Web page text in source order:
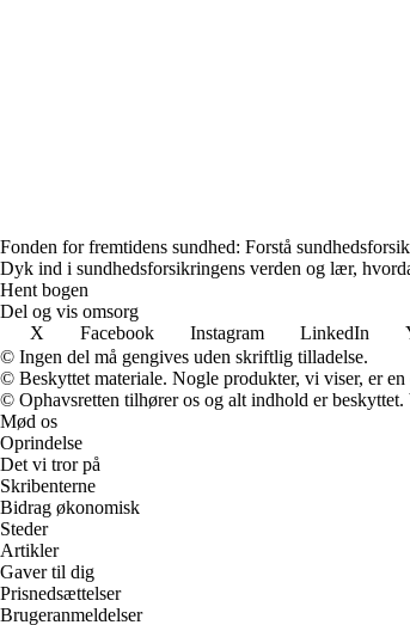
Fonden for fremtidens sundhed: Forstå
Dyk ind i sundhedsforsikringens verden og lær,
Hent bogen
Del og vis omsorg
X
Facebook Instagram LinkedIn
© Ingen del må gengives uden skriftlig tilladelse.
© Beskyttet materiale. Nogle produkter, vi viser, er
© Ophavsretten tilhører os og alt indhold er
Mød os
Oprindelse
Det vi tror på
Skribenterne
Bidrag økonomisk
Steder
Artikler
Gaver til dig
Prisnedsættelser
Brugeranmeldelser